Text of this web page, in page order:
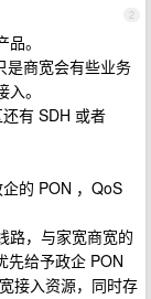
2
。
是商宽会有些业务
。
有 SDH 或者
的 PON ，QoS
路，与家宽商宽的
先给予政企 PON
接入资源，同时存